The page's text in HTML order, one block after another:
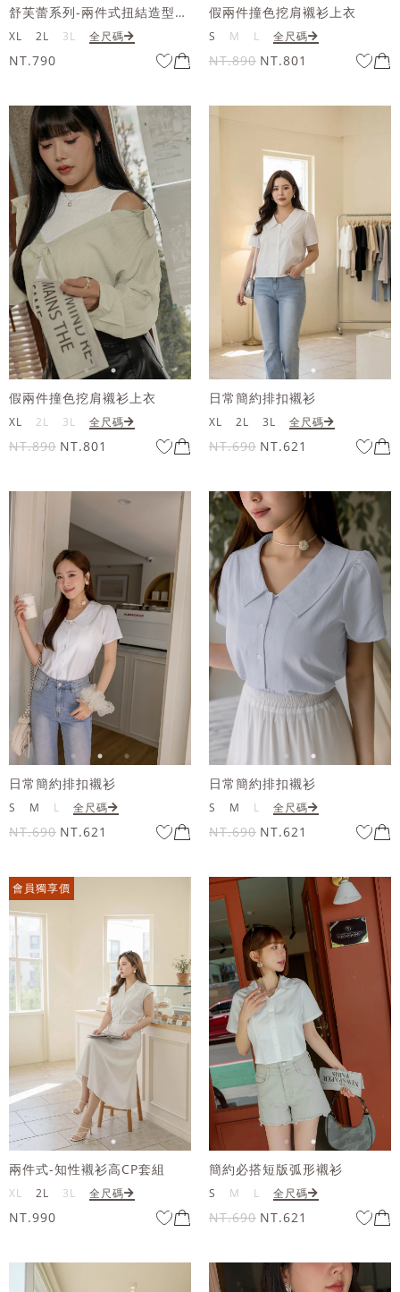
舒芙蕾系列-兩件式扭結造型襯衫套組
XL 2L 3L 全尺碼
NT.790
假兩件撞色挖肩襯衫上衣
S M L 全尺碼
NT.890 NT.801
假兩件撞色挖肩襯衫上衣
XL 2L 3L 全尺碼
NT.890 NT.801
日常簡約排扣襯衫
XL 2L 3L 全尺碼
NT.690 NT.621
日常簡約排扣襯衫
S M L 全尺碼
NT.690 NT.621
日常簡約排扣襯衫
S M L 全尺碼
NT.690 NT.621
會員獨享價
兩件式-知性襯衫高CP套組
XL 2L 3L 全尺碼
NT.990
簡約必搭短版弧形襯衫
S M L 全尺碼
NT.690 NT.621